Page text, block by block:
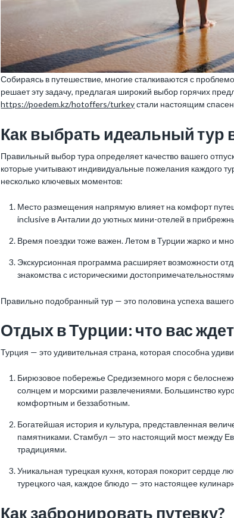
Собираясь в путешествие, многие сталкиваются с
решает эту задачу, предлагая широкий выбор горячих
https://poedem.kz/hotoffers/turkeyстали настоящим
Как выбрать идеальный тур
Правильный выбор тура определяет качество вашего
которые учитывают индивидуальные пожелания каждого
несколько ключевых моментов:
Место размещения напрямую влияет на комфорт
inclusive в Анталии до уютных мини-отелей в
Время поездки тоже важен. Летом в Турции жарко и
Экскурсионная программа расширяет возможности
знакомства с историческими
Правильно подобранный тур — это половина успеха
Отдых в Турции: что вас
Турция — это удивительная страна, которая способна
Бирюзовое побережье Средиземного моря с
солнцем и морскими развлечениями. Большинство
комфортным и беззаботным.
Богатейшая история и культура, представленная
памятниками. Стамбул — это настоящий мост между
традициями.
Уникальная турецкая кухня, которая покорит сердце
турецкого чая, каждое блюдо — это настоящее
Как забронировать путевку?